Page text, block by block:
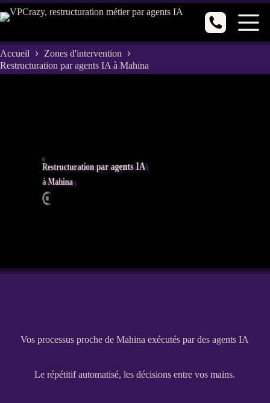
Passer
au
Accueil
Zones d'intervention
Restructuration par agents IA à Mahina
Restructuration par agents IA
à Mahina
Vos processus proche de Mahina exécutés par des agents IA
Le répétitif automatisé, les décisions entre vos mains.